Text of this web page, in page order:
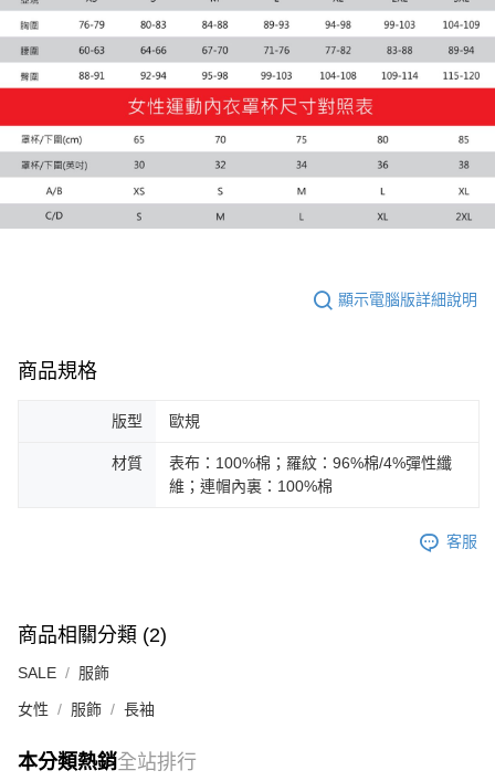
顯示電腦版詳細說明
商品規格
版型 歐規
材質
表布：100%棉；羅紋：96%棉/4%彈性纖
維；連帽內裏：100%棉
客服
商品相關分類 (2)
SALE 服飾
女性 服飾 長袖
本分類熱銷全站排行